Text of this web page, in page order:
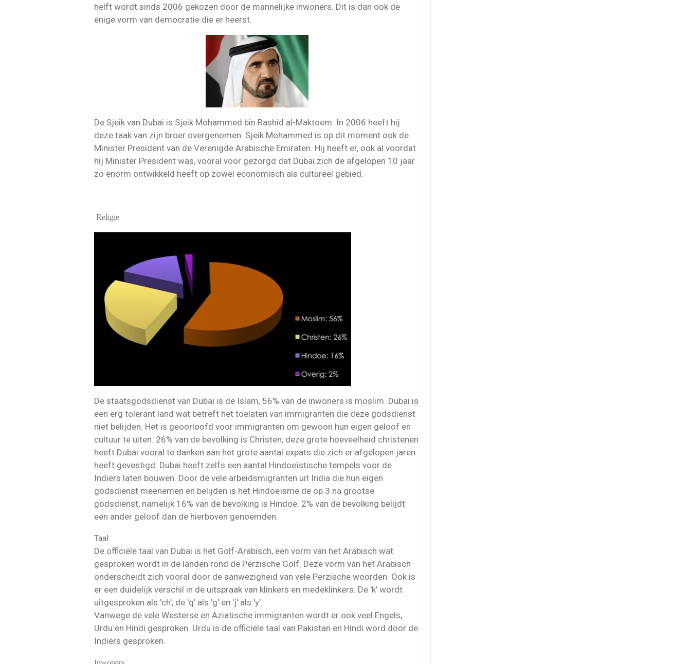
helft wordt sinds 2006 gekozen door de mannelijke inwoners. Dit is dan ook de
enige vorm van democratie die er heerst.
De Sjeik van Dubai is Sjeik Mohammed bin Rashid al-Maktoem. In 2006 heeft hij
deze taak van zijn broer overgenomen. Sjeik Mohammed is op dit moment ook de
Minister President van de Verenigde Arabische Emiraten. Hij heeft er, ook al voordat
hij Minister President was, vooral voor gezorgd dat Dubai zich de afgelopen 10 jaar
zo enorm ontwikkeld heeft op zowel economisch als cultureel gebied.
Religie
De staatsgodsdienst van Dubai is de Islam, 56% van de inwoners is moslim. Dubai is
een erg tolerant land wat betreft het toelaten van immigranten die deze godsdienst
niet belijden. Het is geoorloofd voor immigranten om gewoon hun eigen geloof en
cultuur te uiten. 26% van de bevolking is Christen, deze grote hoeveelheid christenen
heeft Dubai vooral te danken aan het grote aantal expats die zich er afgelopen jaren
heeft gevestigd. Dubai heeft zelfs een aantal Hindoeïstische tempels voor de
Indiërs laten bouwen. Door de vele arbeidsmigranten uit India die hun eigen
godsdienst meenemen en belijden is het Hindoeïsme de op 3 na grootse
godsdienst, namelijk 16% van de bevolking is Hindoe. 2% van de bevolking belijdt
een ander geloof dan de hierboven genoemden.
Taal
De officiële taal van Dubai is het Golf-Arabisch, een vorm van het Arabisch wat
gesproken wordt in de landen rond de Perzische Golf. Deze vorm van het Arabisch
onderscheidt zich vooral door de aanwezigheid van vele Perzische woorden. Ook is
er een duidelijk verschil in de uitspraak van klinkers en medeklinkers. De 'k' wordt
uitgesproken als 'ch', de 'q' als 'g' en 'j' als 'y'.
Vanwege de vele Westerse en Aziatische immigranten wordt er ook veel Engels,
Urdu en Hindi gesproken. Urdu is de officiële taal van Pakistan en Hindi word door de
Indiërs gesproken.